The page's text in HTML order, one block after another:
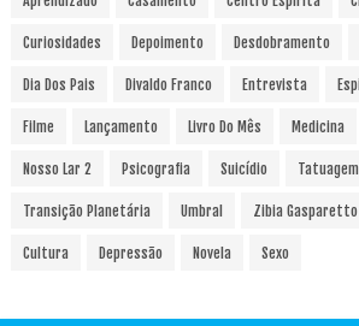
Curiosidades Depoimento Desdobramento
Dia Dos Pais Divaldo Franco Entrevista
Filme Lançamento Livro Do Mês Medicina
Nosso Lar 2 Psicografia Suicídio Tatuagem
Transição Planetária Umbral Zibia Gasparetto
Cultura Depressão Novela Sexo